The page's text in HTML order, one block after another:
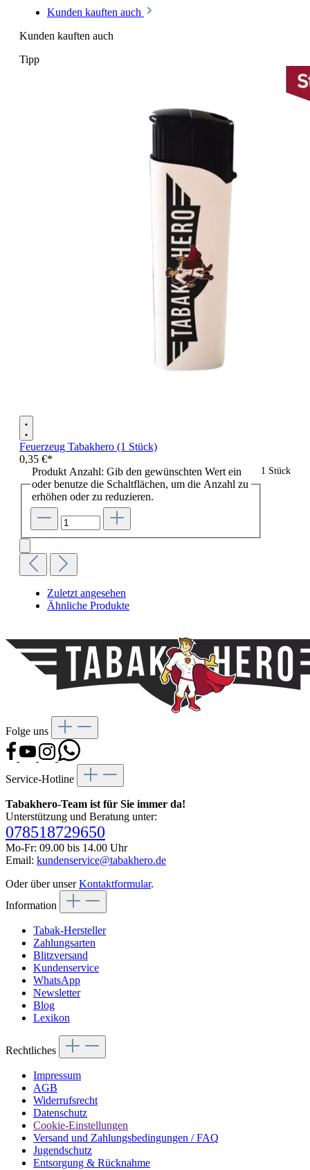
Kunden kauften auch
Kunden kauften auch
Tipp
Feuerzeug Tabakhero (1 Stück)
0,35 €*
1 Stück
Produkt Anzahl: Gib den gewünschten Wert ein
oder benutze die Schaltflächen, um die Anzahl zu
erhöhen oder zu reduzieren.
Zuletzt angesehen
Ähnliche Produkte
Folge uns
Service-Hotline
Tabakhero-Team ist für Sie immer da!
Unterstützung und Beratung unter:
078518729650
Mo-Fr: 09.00 bis 14.00 Uhr
Email: kundenservice@tabakhero.de
Oder über unserKontaktformular.
Information
Tabak-Hersteller
Zahlungsarten
Blitzversand
Kundenservice
WhatsApp
Newsletter
Blog
Lexikon
Rechtliches
Impressum
AGB
Widerrufsrecht
Datenschutz
Cookie-Einstellungen
Versand und Zahlungsbedingungen / FAQ
Jugendschutz
Entsorgung & Rücknahme